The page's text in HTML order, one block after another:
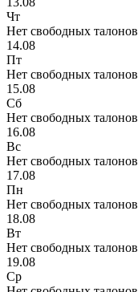
Чт
Нет свободных талонов
14.08
Пт
Нет свободных талонов
15.08
Сб
Нет свободных талонов
16.08
Вс
Нет свободных талонов
17.08
Пн
Нет свободных талонов
18.08
Вт
Нет свободных талонов
19.08
Ср